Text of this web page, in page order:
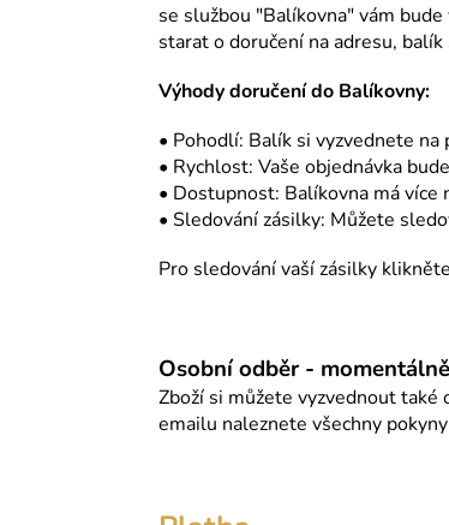
se službou "Balíkovna" vám
starat o doručení na adresu,
Výhody doručení do Balíkovny:
• Pohodlí: Balík si vyzvednete
• Rychlost: Vaše objednávka
• Dostupnost: Balíkovna má
• Sledování zásilky: Můžete
Pro sledování vaší zásilky
Osobní odběr -
Zboží si můžete vyzvednout
emailu naleznete všechny